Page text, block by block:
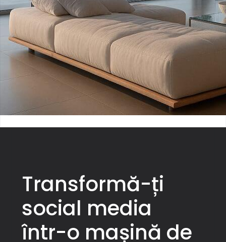
Transformă-ți
social media
într-o mașină de